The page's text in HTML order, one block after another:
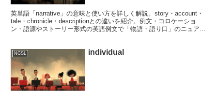
英単語「narrative」の意味と使い方を詳しく解説。story・account・
tale・chronicle・descriptionとの違いを紹介。例文・コロケーショ
ン・語源やストーリー形式の英語例文で「物語・語り口」のニュアン
NGSL individual